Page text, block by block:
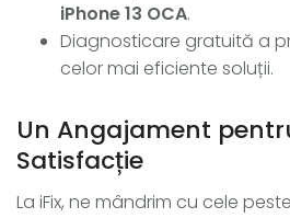
iPhone 13 OCA.
Diagnosticare gratuită a
celor mai eficiente soluții.
Un Angajament
Satisfacție
La iFix, ne mândrim cu cele